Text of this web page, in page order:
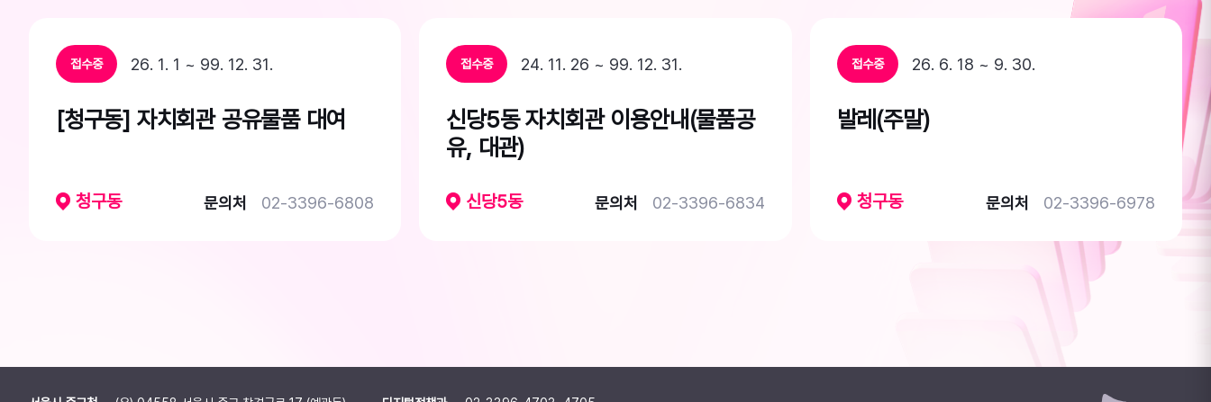
접수중 26. 1. 1 ~ 99. 12. 31.
[청구동] 자치회관 공유물품 대여
청구동 문의처 02-3396-6808
접수중 24. 11. 26 ~ 99. 12. 31.
신당5동 자치회관 이용안내(물품공
유, 대관)
신당5동 문의처 02-3396-6834
접수중 26. 6. 18 ~ 9. 30.
발레(주말)
청구동 문의처 02-3396-6978